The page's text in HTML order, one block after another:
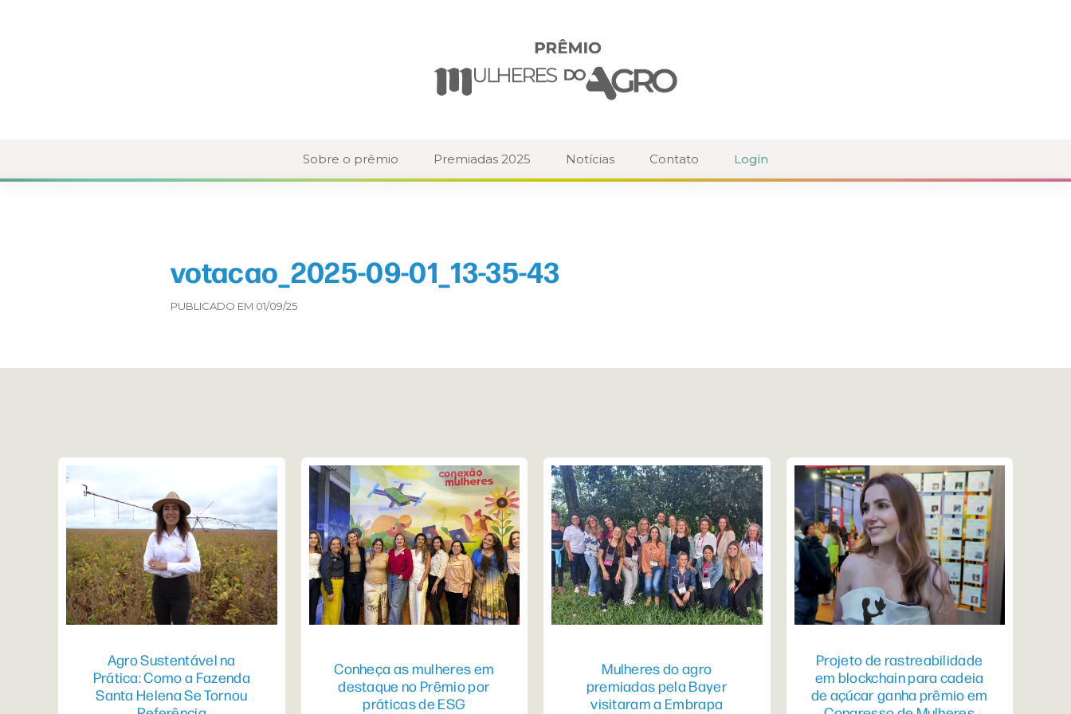
Sobre o prêmio Premiadas 2025 Notícias Contato Login
votacao_2025-09-01_13-35-43
PUBLICADO EM 01/09/25
Agro Sustentável na
Prática: Como a Fazenda
Santa Helena Se Tornou
Conheça as mulheres em
destaque no Prêmio por
práticas de ESG
Mulheres do agro
premiadas pela Bayer
visitaram a Embrapa
Projeto de rastreabilidade
em blockchain para cadeia
de açúcar ganha prêmio em